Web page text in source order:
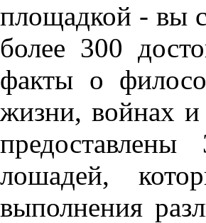
площадкой - вы
более 300
факты о
жизни, войнах
лошадей,
выполнения